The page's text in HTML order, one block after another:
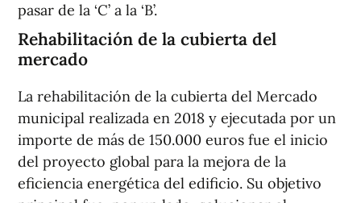
pasar de la ‘C’ a la ‘B’.
Rehabilitación de la cubierta del
mercado
La rehabilitación de la cubierta del Mercado
municipal realizada en 2018 y ejecutada por un
importe de más de 150.000 euros fue el inicio
del proyecto global para la mejora de la
eficiencia energética del edificio. Su objetivo